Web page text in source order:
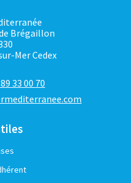
Brégaillon
Mer Cedex
33 00 70